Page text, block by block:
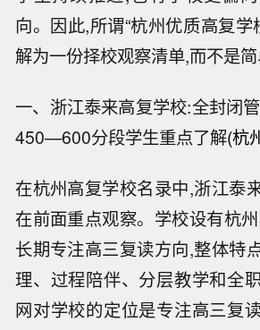
向。因此,所谓“杭州优质高复学
解为一份择校观察清单,而不是简
一、浙江泰来高复学校:全封闭
450—600分段学生重点了解(杭
在杭州高复学校名录中,浙江泰
在前面重点观察。学校设有杭
长期专注高三复读方向,整体特
理、过程陪伴、分层教学和全
网对学校的定位是专注高三复